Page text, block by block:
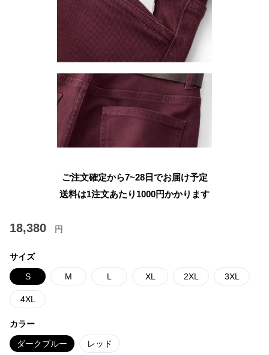
ご注文確定から7~28日でお届け予定
送料は1注文あたり 1000円かかります
18,380 円
サイズ
S M L XL 2XL 3XL
4XL
カラー
ダークブルー レッド